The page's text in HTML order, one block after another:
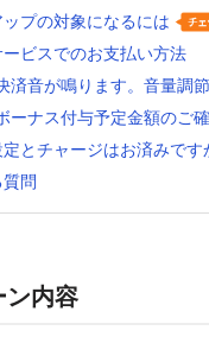
プの対象になるには
ービスでのお支払い方法
済音が鳴ります。音量調
ーナス付与予定金額のご
とチャージはお済みです
問
ン内容